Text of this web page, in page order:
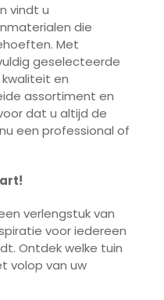
vindt u
die
Met
geselecteerde
en
assortiment en
dat u altijd de
een professional of
verlengstuk van
voor iedereen
Ontdek welke tuin
volop van uw